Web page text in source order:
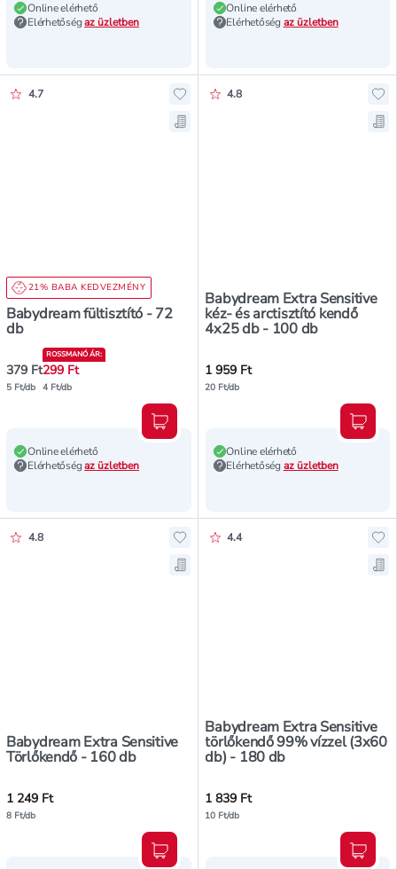
Online elérhető
Elérhetőségaz üzletben
Online elérhető
Elérhetőség az üzletben
21% BABA KEDVEZMÉNY
Babydream fültisztító - 72
db
Értékelés pontszáma:
4.7
Hozzáadás a kedvencekhez,
Mentés a bevásárló listára,
379 Ft
5 Ft/db
ROSSMANÓ ÁR:
299 Ft
4 Ft/db
Online elérhető
Elérhetőségaz üzletben
Kosárba teszem
Babydream Extra Sensitive
kéz- és arctisztító kendő
4x25 db - 100 db
Értékelés pontszáma:
4.8
1 959 Ft
20 Ft/db
Online elérhető
Elérhetőség az üzletben
Babydream Extra Sensitive
Törlőkendő - 160 db
Értékelés pontszáma:
4.8
Hozzáadás a kedvencekhez,
Mentés a bevásárló listára,
1 249 Ft
8 Ft/db
Kosárba teszem
Babydream Extra Sensitive
törlőkendő 99% vízzel (3x60
db) - 180 db
Értékelés pontszáma:
4.4
1 839 Ft
10 Ft/db